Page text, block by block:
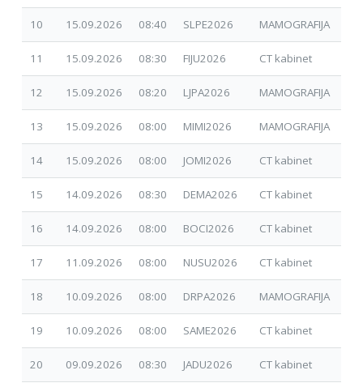
10 15.09.2026 08:40 SLPE2026 MAMOGRAFIJA
11 15.09.2026 08:30 FIJU2026 CT kabinet
12 15.09.2026 08:20 LJPA2026 MAMOGRAFIJA
13 15.09.2026 08:00 MIMI2026 MAMOGRAFIJA
14 15.09.2026 08:00 JOMI2026 CT kabinet
15 14.09.2026 08:30 DEMA2026 CT kabinet
16 14.09.2026 08:00 BOCI2026 CT kabinet
17 11.09.2026 08:00 NUSU2026 CT kabinet
18 10.09.2026 08:00 DRPA2026 MAMOGRAFIJA
19 10.09.2026 08:00 SAME2026 CT kabinet
20 09.09.2026 08:30 JADU2026 CT kabinet